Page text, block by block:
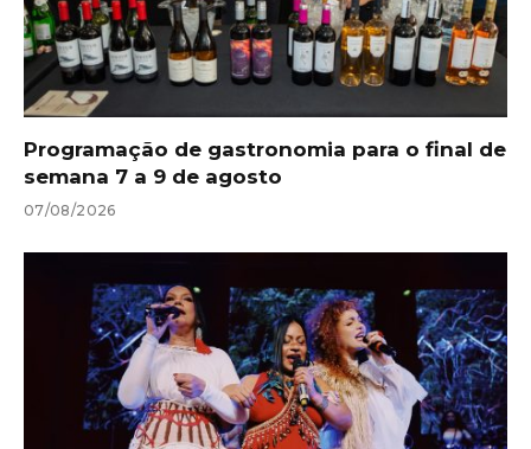
Programação de gastronomia para o final de
semana 7 a 9 de agosto
07/08/2026